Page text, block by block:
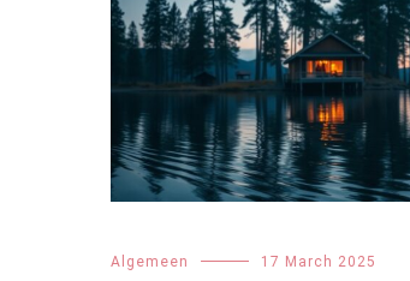
Algemeen 17 March 2025